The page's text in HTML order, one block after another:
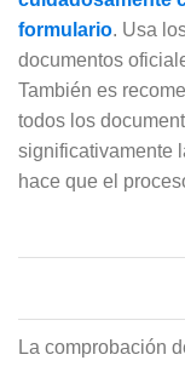
formulario. Usa
documentos
También es
todos los
significativamente
hace que el
La comprobación